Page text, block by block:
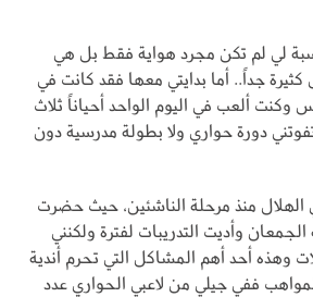
لي لم تكن مجرد هواية فقط بل هي
جداً.. أما بدايتي معها فقد كانت في
وكنت ألعب في اليوم الواحد أحياناً ثلاث
دورة حواري ولا بطولة مدرسية دون
منذ مرحلة الناشئين، حيث حضرت
الجمعان وأديت التدريبات لفترة ولكنني
وهذه أحد أهم المشاكل التي تحرم أندية
ففي جيلي من لاعبي الحواري عدد